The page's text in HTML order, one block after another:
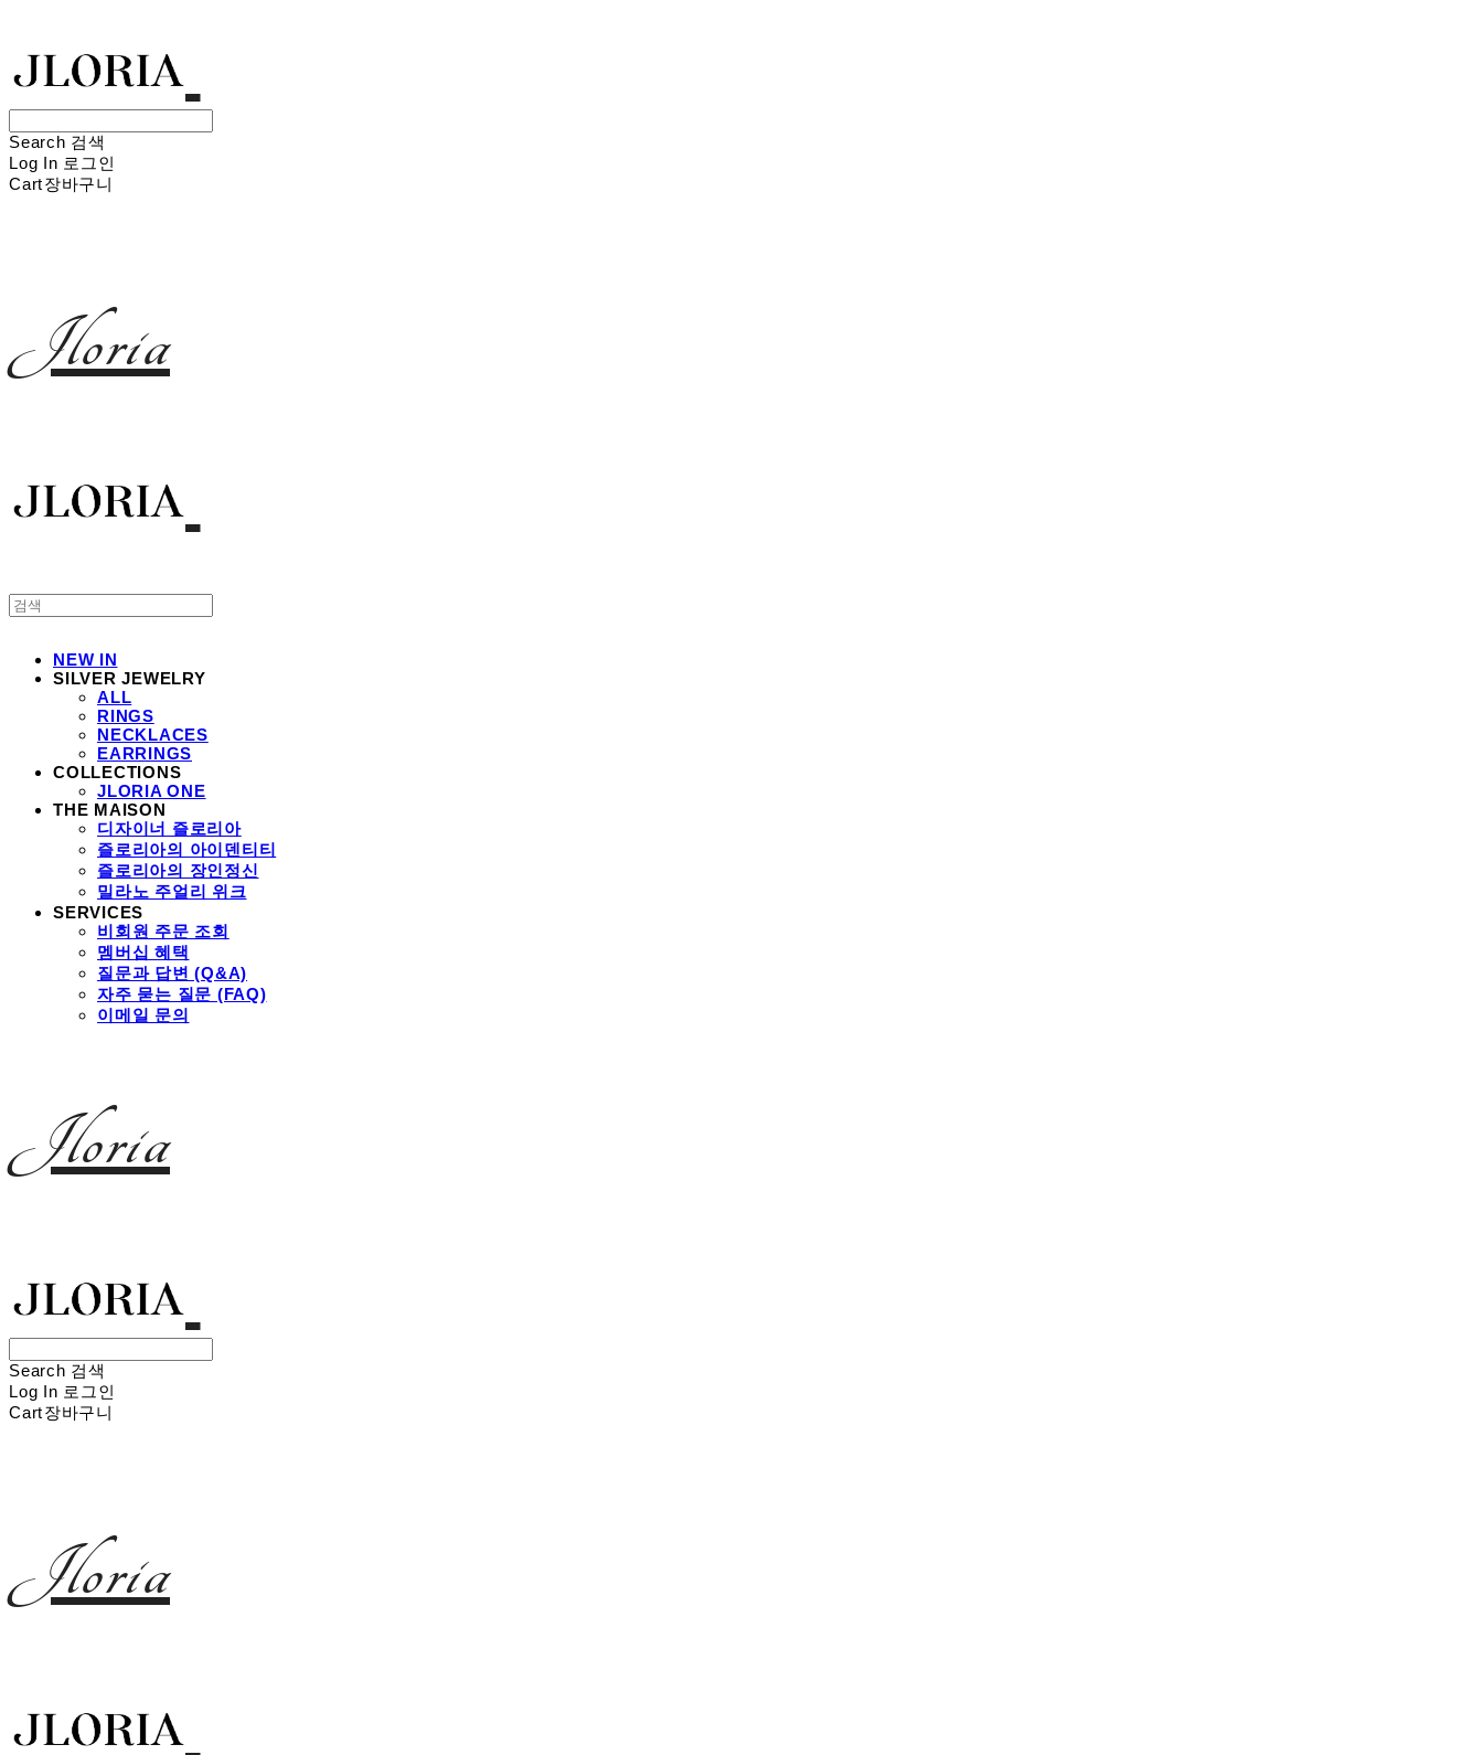
Search 검색
Log In 로그인
Cart장바구니
Jloria
NEW IN
SILVER JEWELRY
ALL
RINGS
NECKLACES
EARRINGS
COLLECTIONS
JLORIA ONE
THE MAISON
디자이너 즐로리아
즐로리아의 아이덴티티
즐로리아의 장인정신
밀라노 주얼리 위크
SERVICES
비회원 주문 조회
멤버십 혜택
질문과 답변 (Q&A)
자주 묻는 질문 (FAQ)
이메일 문의
Jloria
Search 검색
Log In 로그인
Cart장바구니
Jloria